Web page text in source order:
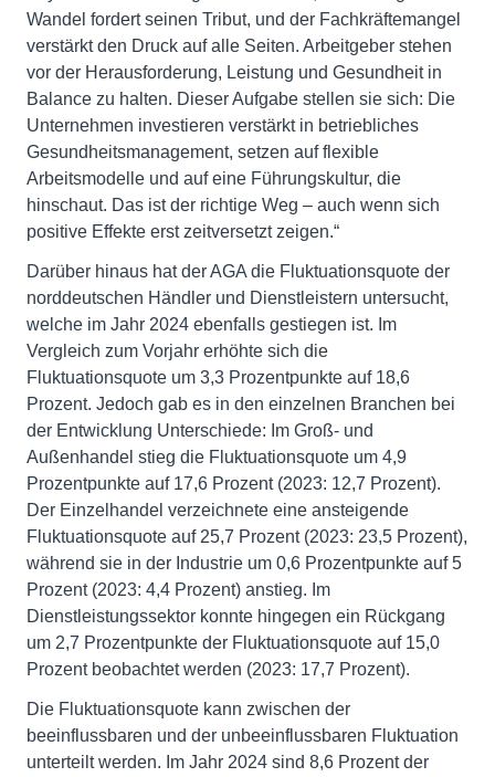
Wandel fordert seinen Tribut, und der Fachkräftemangel
verstärkt den Druck auf alle Seiten. Arbeitgeber stehen
vor der Herausforderung, Leistung und Gesundheit in
Balance zu halten. Dieser Aufgabe stellen sie sich: Die
Unternehmen investieren verstärkt in betriebliches
Gesundheitsmanagement, setzen auf flexible
Arbeitsmodelle und auf eine Führungskultur, die
hinschaut. Das ist der richtige Weg – auch wenn sich
positive Effekte erst zeitversetzt zeigen.“
Darüber hinaus hat der AGA die Fluktuationsquote der
norddeutschen Händler und Dienstleistern untersucht,
welche im Jahr 2024 ebenfalls gestiegen ist. Im
Vergleich zum Vorjahr erhöhte sich die
Fluktuationsquote um 3,3 Prozentpunkte auf 18,6
Prozent. Jedoch gab es in den einzelnen Branchen bei
der Entwicklung Unterschiede: Im Groß- und
Außenhandel stieg die Fluktuationsquote um 4,9
Prozentpunkte auf 17,6 Prozent (2023: 12,7 Prozent).
Der Einzelhandel verzeichnete eine ansteigende
Fluktuationsquote auf 25,7 Prozent (2023: 23,5 Prozent),
während sie in der Industrie um 0,6 Prozentpunkte auf 5
Prozent (2023: 4,4 Prozent) anstieg. Im
Dienstleistungssektor konnte hingegen ein Rückgang
um 2,7 Prozentpunkte der Fluktuationsquote auf 15,0
Prozent beobachtet werden (2023: 17,7 Prozent).
Die Fluktuationsquote kann zwischen der
beeinflussbaren und der unbeeinflussbaren Fluktuation
unterteilt werden. Im Jahr 2024 sind 8,6 Prozent der